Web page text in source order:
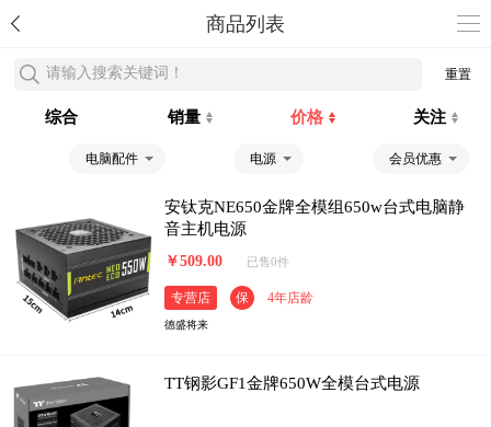
商品列表
请输入搜索关键词！ 重置
综合 销量 价格 关注
电脑配件 电源 会员优惠
安钛克NE650金牌全模组650w台式电脑静
音主机电源
￥509.00 已售0件
专营店 保 4年店龄
德盛将来
TT钢影GF1金牌650W全模台式电源